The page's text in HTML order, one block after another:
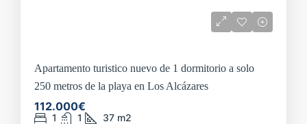
Apartamento turistico nuevo de 1 dormitorio a solo
250 metros de la playa en Los Alcázares
112.000€
1 1 37 m2